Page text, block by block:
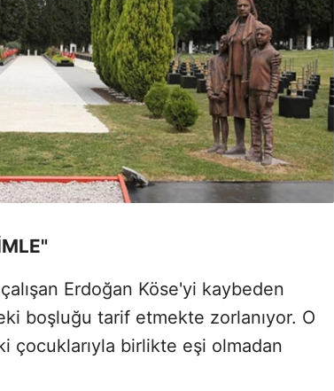
Erdoğan Köse'yi kaybeden
boşluğu tarif etmekte zorlanıyor. O
çocuklarıyla birlikte eşi olmadan